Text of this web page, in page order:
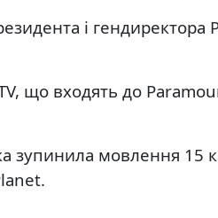
і гендиректора
що входять до
зупинила мовлення 15